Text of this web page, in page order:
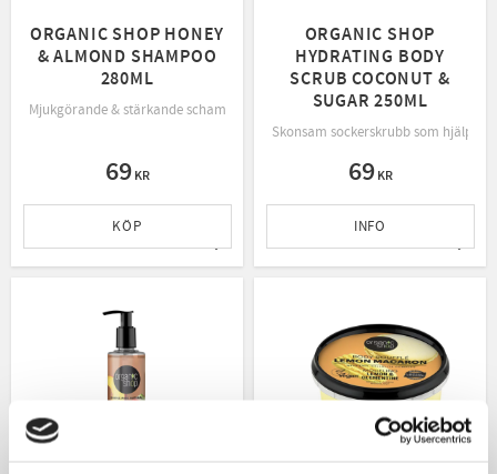
ORGANIC SHOP HONEY
& ALMOND SHAMPOO
280ML
Mjukgörande & stärkande schampo, med härlig doft av honung & mandel
69KR
Lägg till i favoriter
KÖP
ORGANIC SHOP
HYDRATING BODY
SCRUB COCONUT &
SUGAR 250ML
Skonsam sockerskrubb som hjälper
69KR
INFO